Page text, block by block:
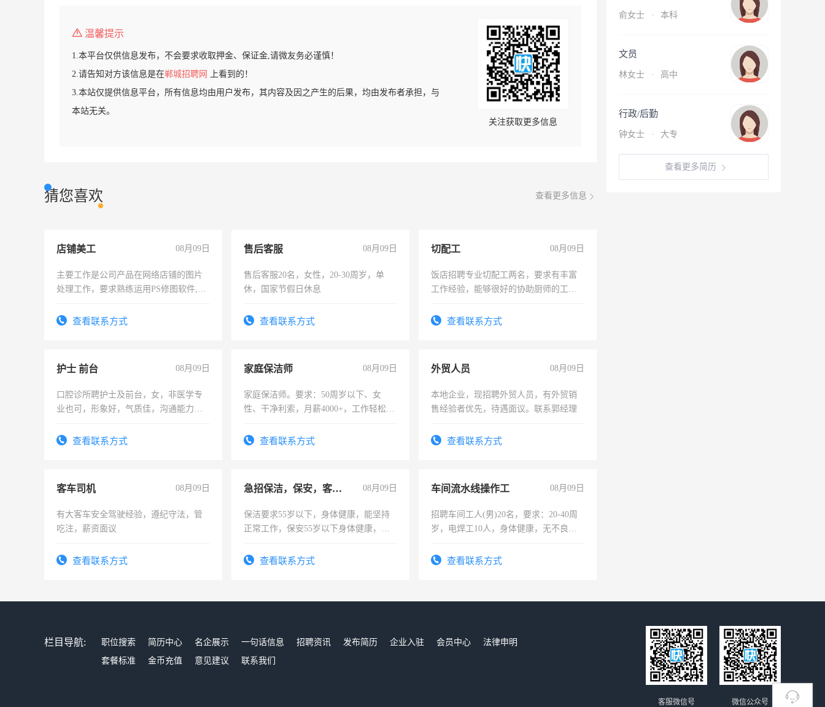
温馨提示
1.本平台仅供信息发布，不会要求收取押金、保证金,请微友务必谨慎！
2.请告知对方该信息是在郸城招聘网
上看到的！
3.本站仅提供信息平台，所有信息均由用户发布，其内容及因之产生的后果，均由发布者承担，与
本站无关。
关注获取更多信息
猜您喜欢 查看更多信息
店铺美工 08月09日
主要工作是公司产品在网络店铺的图片
处理工作，要求熟练运用PS修图软件,工
查看联系方式
售后客服 08月09日
售后客服20名，女性，20-30周岁，单
休，国家节假日休息
查看联系方式
切配工 08月09日
饭店招聘专业切配工两名，要求有丰富
工作经验，能够很好的协助厨师的工
4500。查看联系方式
护士 前台 08月09日
口腔诊所聘护士及前台，女，非医学专
业也可，形象好，气质佳，沟通能力
查看联系方式
家庭保洁师 08月09日
家庭保洁师。要求：50周岁以下、女
性、干净利索，月薪4000+，工作轻松，
太太等。查看联系方式
外贸人员 08月09日
本地企业，现招聘外贸人员，有外贸销
售经验者优先，待遇面议。联系郭经理
查看联系方式
客车司机 08月09日
有大客车安全驾驶经验，遵纪守法，管
吃注，薪资面议
查看联系方式
急招保洁，保安，客服，工程 08月09日
保洁要求55岁以下，身体健康，能坚持
正常工作，保安55岁以下身体健康，有
录，客服要求45岁以下高中以上文化，
查看联系方式
车间流水线操作工 08月09日
招聘车间工人(男)20名，要求：20-40周
岁，电焊工10人，身体健康，无不良嗜
宿，免费发放劳保用品，两班倒，每月
查看联系方式
俞女士 · 本科
文员
林女士 · 高中
行政/后勤
钟女士 · 大专
查看更多简历
栏目导航: 职位搜索 简历中心 名企展示 一句话信息 招聘资讯 发布简历 企业入驻 会员中心
法律申明
套餐标准
金币充值 意见建议 联系我们
微信公众号
客服微信号